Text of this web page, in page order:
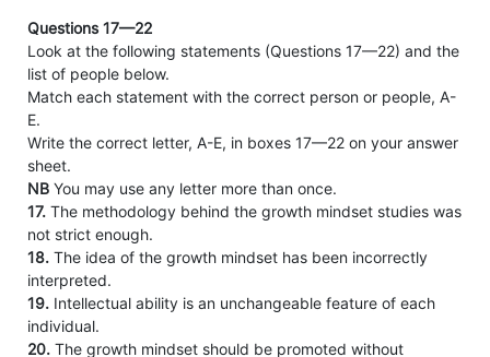
Questions 17—22
Look at the following statements (Questions 17—22) and the
list of people below.
Match each statement with the correct person or people, A-
E.
Write the correct letter, A-E, in boxes 17—22 on your answer
sheet.
NB You may use any letter more than once.
17. The methodology behind the growth mindset studies was
not strict enough.
18. The idea of the growth mindset has been incorrectly
interpreted.
19. Intellectual ability is an unchangeable feature of each
individual.
20. The growth mindset should be promoted without